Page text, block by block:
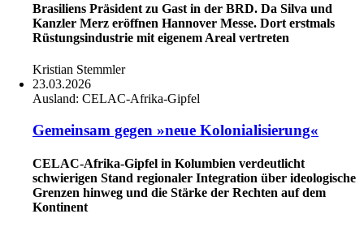
Brasiliens Präsident zu Gast in der BRD. Da Silva und
Kanzler Merz eröffnen Hannover Messe. Dort erstmals
Rüstungsindustrie mit eigenem Areal vertreten
Kristian Stemmler
23.03.2026
Ausland: CELAC-Afrika-Gipfel
Gemeinsam gegen »neue Kolonialisierung«
CELAC-Afrika-Gipfel in Kolumbien verdeutlicht
schwierigen Stand regionaler Integration über ideologische
Grenzen hinweg und die Stärke der Rechten auf dem
Kontinent